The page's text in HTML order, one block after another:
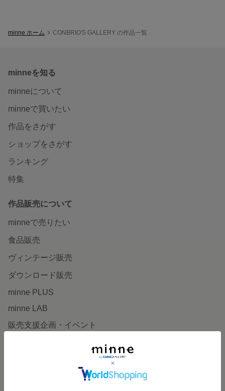
minne ホーム CONBRIO'S GALLERY の作品一覧
minneを知る
minneについて
minneで買いたい
作品をさがす
ショップをさがす
ランキング
特集
作品販売について
minneで売りたい
食品販売
ヴィンテージ販売
ダウンロード販売
minne PLUS
minne LAB
販売支援企画・イベント
minneとものづくりと